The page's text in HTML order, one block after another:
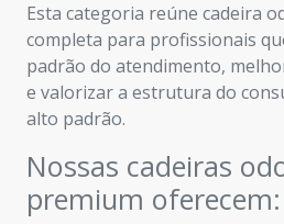
Esta categoria reúne cadeira
completa para profissionais
padrão do atendimento,
e valorizar a estrutura do
alto padrão.
Nossas cadeiras
premium oferecem: